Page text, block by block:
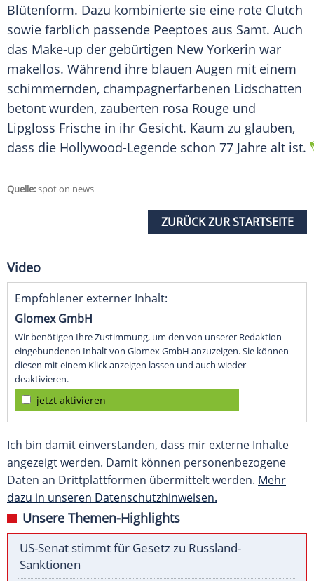
Blütenform. Dazu kombinierte sie eine rote Clutch
sowie farblich passende Peeptoes aus Samt. Auch
das Make-up der gebürtigen New Yorkerin war
makellos. Während ihre blauen Augen mit einem
schimmernden, champagnerfarbenen Lidschatten
betont wurden, zauberten rosa Rouge und
Lipgloss Frische in ihr Gesicht. Kaum zu glauben,
dass die Hollywood-Legende schon 77 Jahre alt ist.
Quelle:spot on news
ZURÜCK ZUR STARTSEITE
Video
Empfohlener externer Inhalt:
Glomex GmbH
Wir benötigen Ihre Zustimmung, um den von unserer Redaktion
eingebundenen Inhalt von Glomex GmbH anzuzeigen. Sie können
diesen mit einem Klick anzeigen lassen und auch wieder
deaktivieren.
jetzt aktivieren
Ich bin damit einverstanden, dass mir externe Inhalte
angezeigt werden. Damit können personenbezogene
Daten an Drittplattformen übermittelt werden. Mehr
dazu in unseren Datenschutzhinweisen.
Unsere Themen-Highlights
US-Senat stimmt für Gesetz zu Russland-
Sanktionen